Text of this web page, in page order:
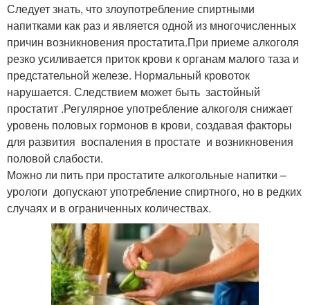
Следует знать, что злоупотребление спиртными
напитками как раз и является одной из многочисленных
причин возникновения простатита.При приеме алкоголя
резко усиливается приток крови к органам малого таза и
предстательной железе. Нормальный кровоток
нарушается. Следствием может быть застойный
простатит .Регулярное употребление алкоголя снижает
уровень половых гормонов в крови, создавая факторы
для развития воспаления в простате и возникновения
половой слабости.
Можно ли пить при простатите алкогольные напитки –
урологи допускают употребление спиртного, но в редких
случаях и в ограниченных количествах.